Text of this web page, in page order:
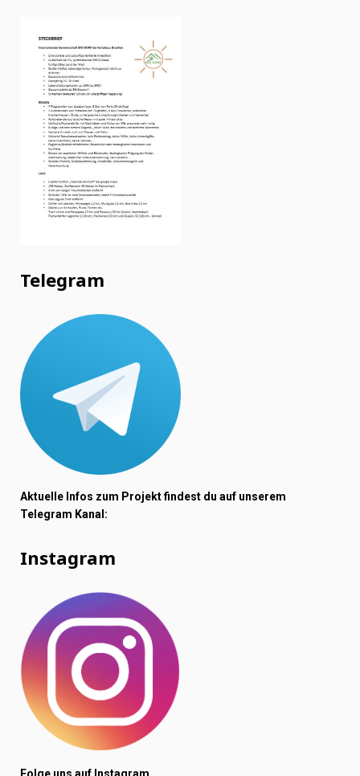
Telegram
Aktuelle Infos zum Projekt findest du auf unserem
Telegram Kanal:
Instagram